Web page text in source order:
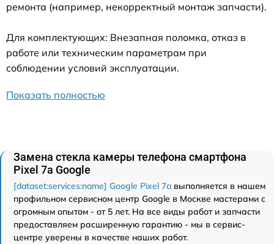
ремонта (например, некорректный монтаж запчасти).
Для комплектующих: Внезапная поломка, отказ в
работе или техническим параметрам при
соблюдении условий эксплуатации.
Показать полностью
Замена стекла камеры телефона смартфона
Pixel 7a Google
[dataset:services:name] Google Pixel 7a выполняется в нашем
профильном сервисном центр Google в Москве мастерами с
огромным опытом - от 5 лет. На все виды работ и запчасти
предоставляем расширенную гарантию - мы в сервис-
центре уверены в качестве наших работ.